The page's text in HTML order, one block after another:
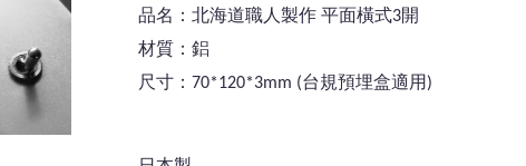
品名：北海道職人製作 平面橫式3開
材質：鋁
尺寸：70*120*3mm (台規預埋盒適用)